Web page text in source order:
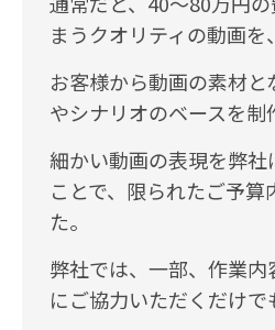
まうクオリティの動画を、
お客様から動画の素材
やシナリオのベースを制
細かい動画の表現を弊社
ことで、限られたご予
た。
弊社では、一部、作業
にご協力いただくだけで